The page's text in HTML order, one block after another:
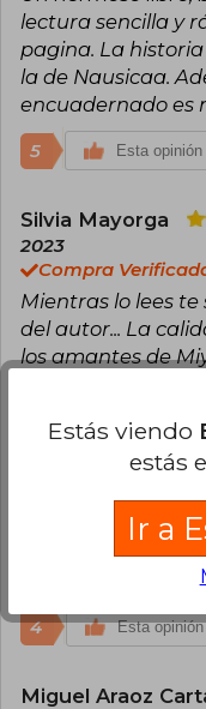
lectura sencilla y
pagina. La
la de Nausicaa.
encuadernado es
5 Esta
Silvia Mayorga
2023
Compra
Mientras lo lees
del autor... La
los amantes de
Victor Salas
Compra
Una maravillosa
4 Esta
Miguel Araoz
Estás viendo
estás
Ir a